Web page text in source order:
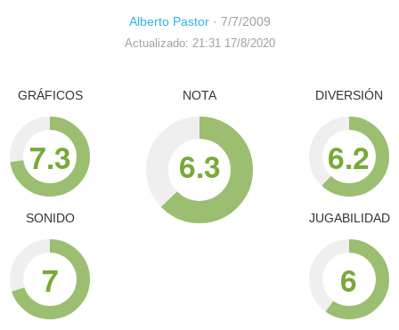
Alberto Pastor· 7/7/2009
Actualizado: 21:31 17/8/2020
GRÁFICOS
7.3
SONIDO
7
NOTA
6.3
DIVERSIÓN
6.2
JUGABILIDAD
6